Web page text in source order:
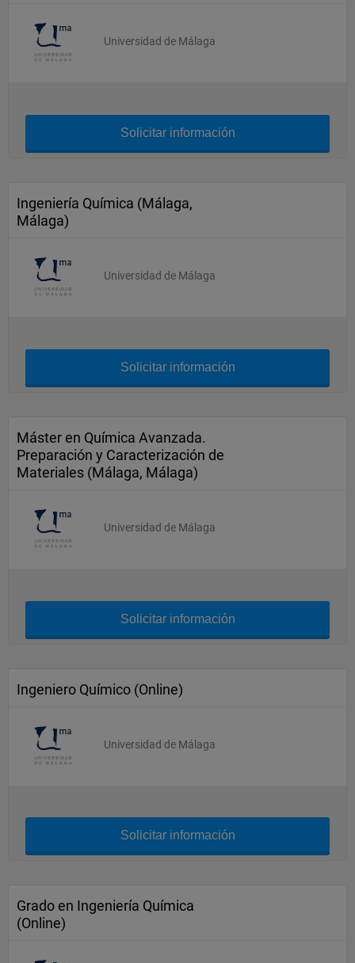
Universidad de Málaga
Solicitar información
Ingeniería Química (Málaga,
Málaga)
Universidad de Málaga
Solicitar información
Máster en Química Avanzada.
Preparación y Caracterización de
Materiales (Málaga, Málaga)
Universidad de Málaga
Solicitar información
Ingeniero Químico (Online)
Universidad de Málaga
Solicitar información
Grado en Ingeniería Química
(Online)